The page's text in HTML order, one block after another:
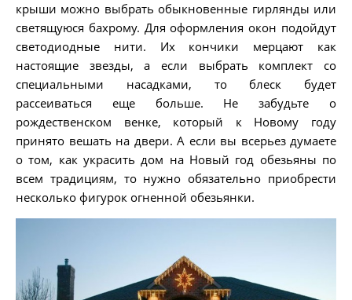
крыши можно выбрать обыкновенные гирлянды или
светящуюся бахрому. Для оформления окон подойдут
светодиодные нити. Их кончики мерцают как
настоящие звезды, а если выбрать комплект со
специальными насадками, то блеск будет
рассеиваться еще больше. Не забудьте о
рождественском венке, который к Новому году
принято вешать на двери. А если вы всерьез думаете
о том, как украсить дом на Новый год обезьяны по
всем традициям, то нужно обязательно приобрести
несколько фигурок огненной обезьянки.